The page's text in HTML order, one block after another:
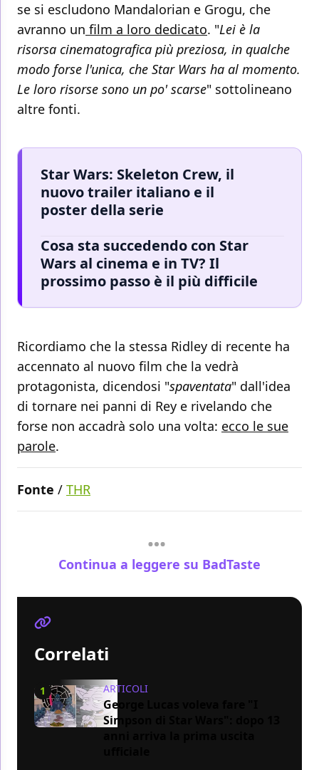
se si escludono Mandalorian e Grogu, che
avranno un film a loro dedicato. "Lei è la
risorsa cinematografica più preziosa, in qualche
modo forse l'unica, che Star Wars ha al momento.
Le loro risorse sono un po' scarse" sottolineano
altre fonti.
Star Wars: Skeleton Crew, il
nuovo trailer italiano e il
poster della serie
Cosa sta succedendo con Star
Wars al cinema e in TV? Il
prossimo passo è il più difficile
Ricordiamo che la stessa Ridley di recente ha
accennato al nuovo film che la vedrà
protagonista, dicendosi "spaventata" dall'idea
di tornare nei panni di Rey e rivelando che
forse non accadrà solo una volta: ecco le sue
parole.
Fonte / THR
Continua a leggere su BadTaste
Correlati
1 ARTICOLI
George Lucas voleva fare "I
Simpson di Star Wars": dopo 13